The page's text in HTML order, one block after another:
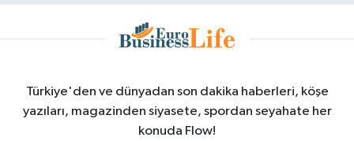
Türkiye'den ve dünyadan son dakika haberleri, köşe
yazıları, magazinden siyasete, spordan seyahate her
konuda Flow!